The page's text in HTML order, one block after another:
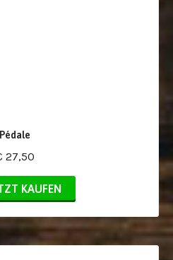
Pédale
27,50
KAUFEN